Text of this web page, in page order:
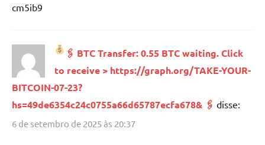
cm5ib9
🖇 BTC Transfer: 0.55 BTC waiting. Click
to receive > https://graph.org/TAKE-YOUR-
BITCOIN-07-23?
hs=49de6354c24c0755a66d65787ecfa678& 🖇 disse:
6 de setembro de 2025 às 20:37